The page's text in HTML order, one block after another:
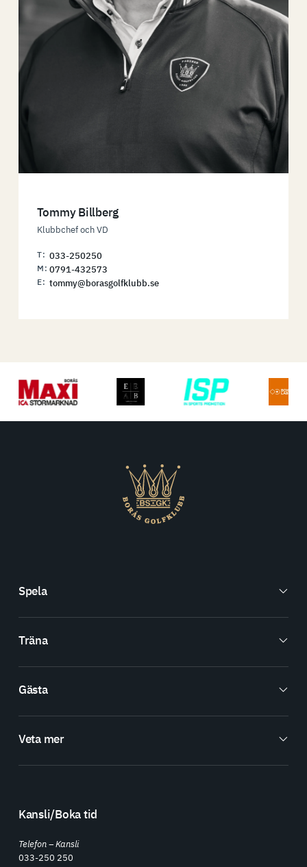
Tommy Billberg
Klubbchef och VD
T: 033-250250
M: 0791-432573
E: tommy@borasgolfklubb.se
Spela
Träna
Gästa
Veta mer
Kansli/Boka tid
Telefon – Kansli
033-250 250